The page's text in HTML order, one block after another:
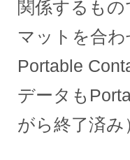
関係するも
マットを合
Portable
データも
がら終了済み